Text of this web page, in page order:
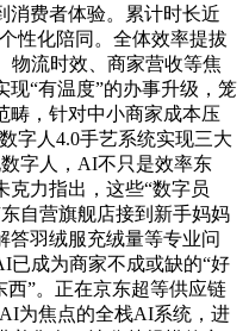
消费者体验。累计时长近
性化陪同。全体效率提拔
物流时效、商家营收等焦
现“有温度”的办事升级，笼
畴，针对中小商家成本压
字人4.0手艺系统实现三大
字人，AI不只是效率东
克力指出，这些“数字员
自营旗舰店接到新手妈妈
答羽绒服充绒量等专业问
已成为商家不成或缺的“好
西”。正在京东超等供应链
为焦点的全栈AI系统，进